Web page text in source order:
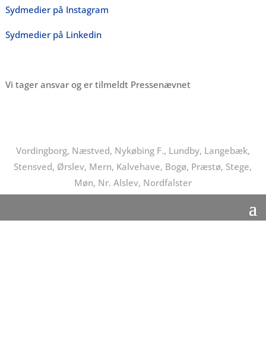
Sydmedier på Instagram
Sydmedier på Linkedin
Vi tager ansvar og er tilmeldt Pressenævnet
Vordingborg, Næstved, Nykøbing F., Lundby, Langebæk,
Stensved, Ørslev, Mern, Kalvehave, Bogø, Præstø, Stege,
Møn, Nr. Alslev, Nordfalster